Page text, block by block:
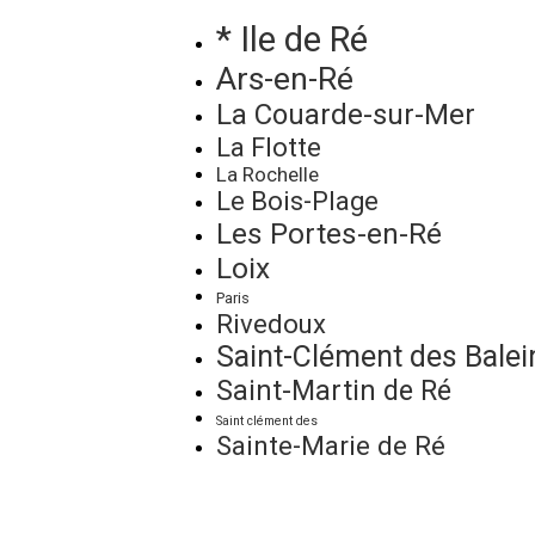
* Ile de Ré
Ars-en-Ré
La Couarde-sur-Mer
La Flotte
La Rochelle
Le Bois-Plage
Les Portes-en-Ré
Loix
Paris
Rivedoux
Saint-Clément des
Saint-Martin de Ré
Saint clément des
Sainte-Marie de Ré